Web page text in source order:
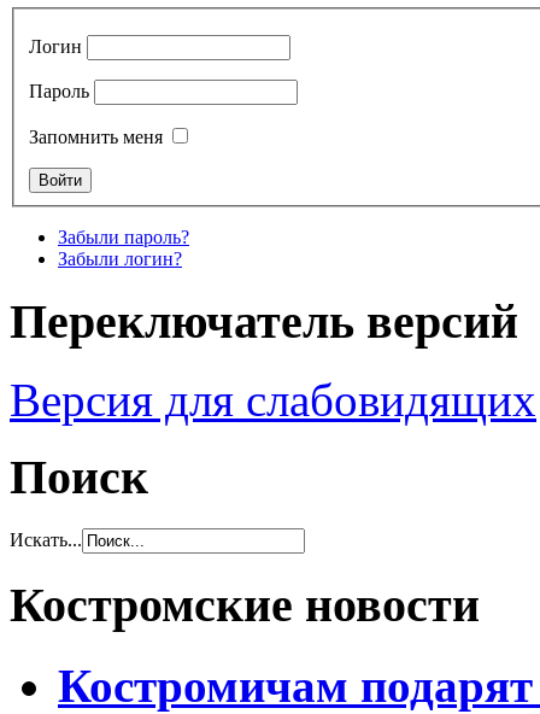
Логин
Пароль
Запомнить меня
Забыли пароль?
Забыли логин?
Переключатель версий
Версия для слабовидящих
Поиск
Искать...
Костромские новости
Костромичам подарят